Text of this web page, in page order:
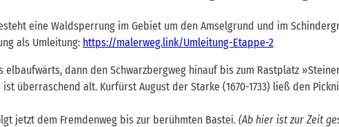
eine Waldsperrung im Gebiet um den Amselgrund und im
als Umleitung: https://malerweg.link/Umleitung-Etappe-2
elbaufwärts, dann den Schwarzbergweg hinauf bis zum Rastplatz
ist überraschend alt. Kurfürst August der Starke (1670-1733) ließ den
jetzt dem Fremdenweg bis zur berühmten Bastei. (Ab hier ist zur Zeit